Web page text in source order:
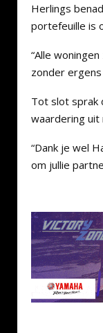
Herlings
portefeuille is
“Alle
zonder
Tot slot sprak
waardering uit
“Dank je wel
om jullie